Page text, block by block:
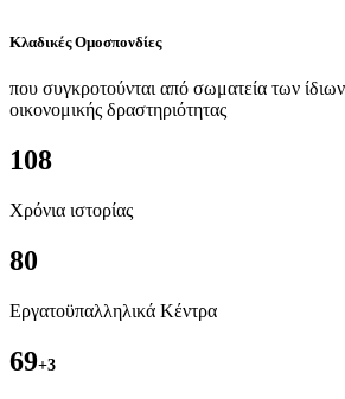
Κλαδικές Ομοσπονδίες
που συγκροτούνται από σωματεία των
οικονομικής δραστηριότητας
108
Χρόνια ιστορίας
80
Εργατοϋπαλληλικά Κέντρα
69+3